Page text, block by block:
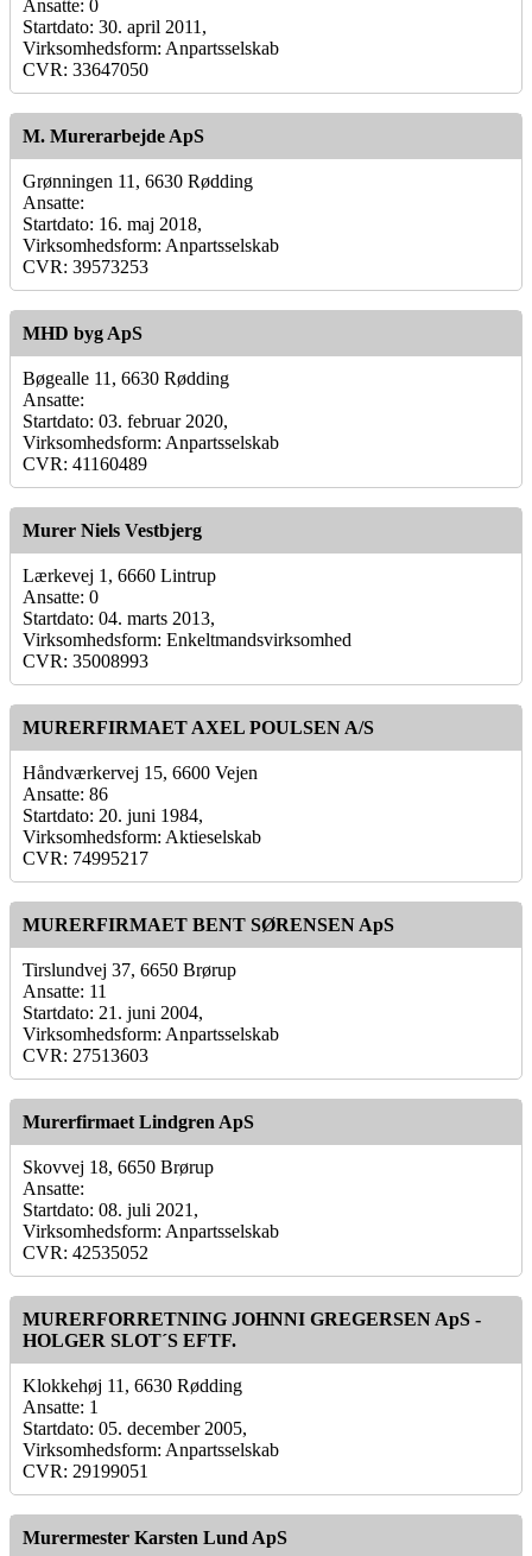
Ansatte: 0
Startdato: 30. april 2011,
Virksomhedsform: Anpartsselskab
CVR: 33647050
M. Murerarbejde ApS
Grønningen 11, 6630 Rødding
Ansatte:
Startdato: 16. maj 2018,
Virksomhedsform: Anpartsselskab
CVR: 39573253
MHD byg ApS
Bøgealle 11, 6630 Rødding
Ansatte:
Startdato: 03. februar 2020,
Virksomhedsform: Anpartsselskab
CVR: 41160489
Murer Niels Vestbjerg
Lærkevej 1, 6660 Lintrup
Ansatte: 0
Startdato: 04. marts 2013,
Virksomhedsform: Enkeltmandsvirksomhed
CVR: 35008993
MURERFIRMAET AXEL POULSEN A/S
Håndværkervej 15, 6600 Vejen
Ansatte: 86
Startdato: 20. juni 1984,
Virksomhedsform: Aktieselskab
CVR: 74995217
MURERFIRMAET BENT SØRENSEN ApS
Tirslundvej 37, 6650 Brørup
Ansatte: 11
Startdato: 21. juni 2004,
Virksomhedsform: Anpartsselskab
CVR: 27513603
Murerfirmaet Lindgren ApS
Skovvej 18, 6650 Brørup
Ansatte:
Startdato: 08. juli 2021,
Virksomhedsform: Anpartsselskab
CVR: 42535052
MURERFORRETNING JOHNNI GREGERSEN ApS -
HOLGER SLOT´S EFTF.
Klokkehøj 11, 6630 Rødding
Ansatte: 1
Startdato: 05. december 2005,
Virksomhedsform: Anpartsselskab
CVR: 29199051
Murermester Karsten Lund ApS